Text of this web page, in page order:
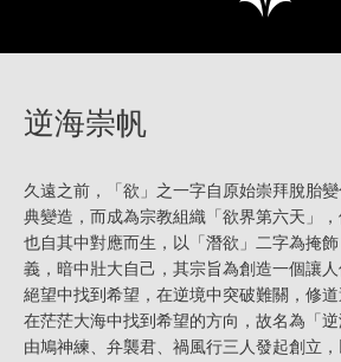
逆海崇帆
久遠之前，「欲」之一字自原始崇拜脫胎
典變造，而成為宗教組織「欲界第六天」
也自其中對應而生，以「潛欲」二字為掩
義，暗中壯大自己，其宗旨為創造一個讓
絕望中找到希望，在逆境中突破難關，修道
在茫茫大海中找到希望的方向，故名為「
由鳩神練、弁襲君、禍風行三人發起創立